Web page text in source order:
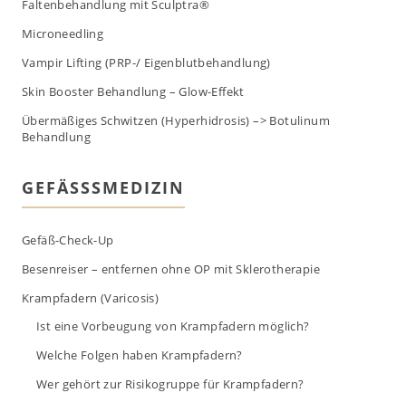
Faltenbehandlung mit Sculptra®
Microneedling
Vampir Lifting (PRP-/ Eigenblutbehandlung)
Skin Booster Behandlung – Glow-Effekt
Übermäßiges Schwitzen (Hyperhidrosis) –> Botulinum
Behandlung
GEFÄSSSMEDIZIN
Gefäß-Check-Up
Besenreiser – entfernen ohne OP mit Sklerotherapie
Krampfadern (Varicosis)
Ist eine Vorbeugung von Krampfadern möglich?
Welche Folgen haben Krampfadern?
Wer gehört zur Risikogruppe für Krampfadern?